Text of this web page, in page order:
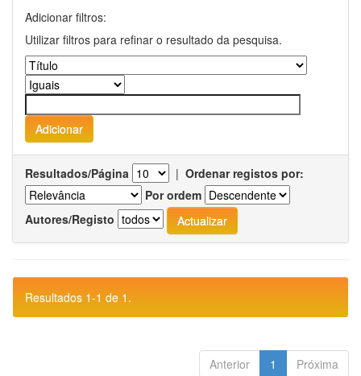
Adicionar filtros:
Utilizar filtros para refinar o resultado da pesquisa.
Resultados/Página | Ordenar registos por:
Por ordem
Autores/Registo
Resultados 1-1 de 1.
Anterior 1 Próxima